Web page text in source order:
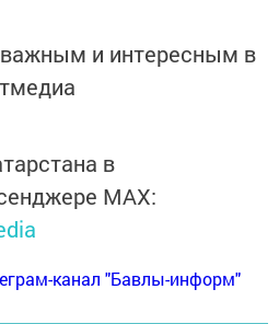
и интересным в
в
MАХ:
канал "Бавлы-информ"